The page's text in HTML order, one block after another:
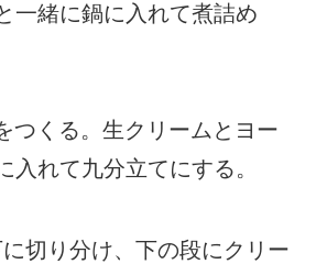
一緒に鍋に入れて煮詰め
つくる。生クリームとヨー
入れて九分立てにする。
切り分け、下の段にクリー